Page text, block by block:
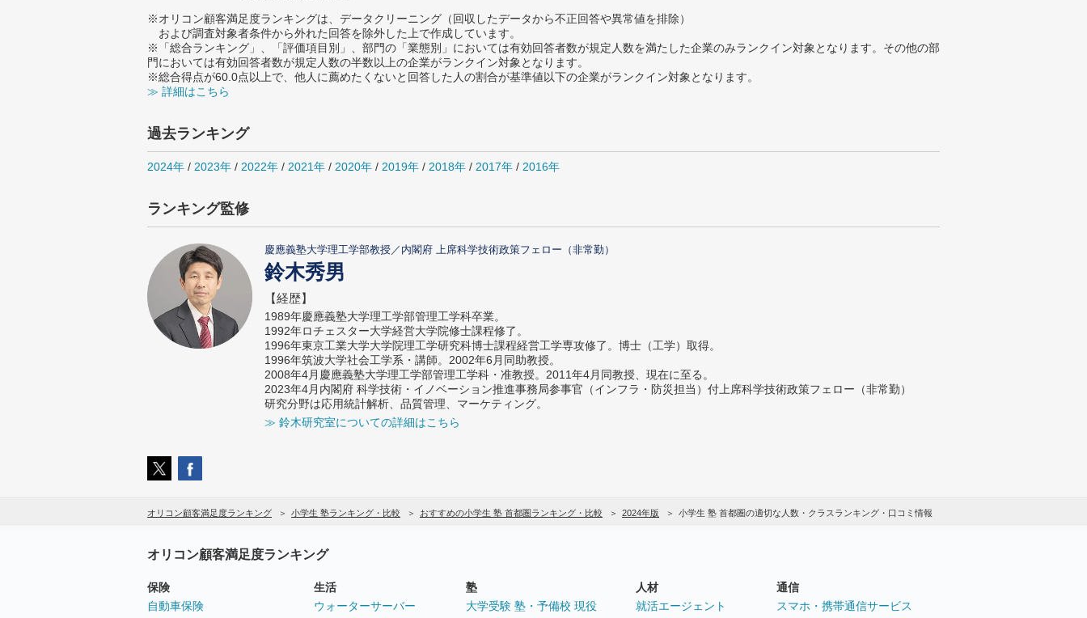
※オリコン顧客満足度ランキングは、データクリーニング（回収したデータから不正回答や異常値を排除）
および調査対象者条件から外れた回答を除外した上で作成しています。
※「総合ランキング」、「評価項目別」、部門の「業態別」においては有効回答者数が規定人数を満たした企業のみランクイン対象となります。その他の部
門においては有効回答者数が規定人数の半数以上の企業がランクイン対象となります。
※総合得点が60.0点以上で、他人に薦めたくないと回答した人の割合が基準値以下の企業がランクイン対象となります。
≫ 詳細はこちら
過去ランキング
2024年 / 2023年 / 2022年 / 2021年 / 2020年 / 2019年 / 2018年 / 2017年 / 2016年
ランキング監修
慶應義塾大学理工学部教授／内閣府 上席科学技術政策フェロー（非常勤）
鈴木秀男
【経歴】
1989年慶應義塾大学理工学部管理工学科卒業。
1992年ロチェスター大学経営大学院修士課程修了。
1996年東京工業大学大学院理工学研究科博士課程経営工学専攻修了。博士（工学）取得。
1996年筑波大学社会工学系・講師。2002年6月同助教授。
2008年4月慶應義塾大学理工学部管理工学科・准教授。2011年4月同教授、現在に至る。
2023年4月内閣府 科学技術・イノベーション推進事務局参事官（インフラ・防災担当）付上席科学技術政策フェロー（非常勤）
研究分野は応用統計解析、品質管理、マーケティング。
≫ 鈴木研究室についての詳細はこちら
オリコン顧客満足度ランキング 小学生 塾ランキング・比較 おすすめの小学生 塾 首都圏ランキング・比較 2024年版 小学生 塾 首都圏の適切な人数・クラスランキング・口コミ情報
オリコン顧客満足度ランキング
保険
自動車保険
生活
ウォーターサーバー
塾
大学受験 塾・予備校 現役
人材
就活エージェント
通信
スマホ・携帯通信サービス